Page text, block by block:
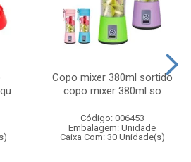
Copo mixer 380ml sortido
copo mixer 380ml so
Código: 006453
Embalagem: Unidade
Caixa Com: 30 Unidade(s)